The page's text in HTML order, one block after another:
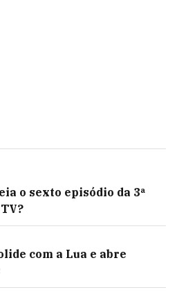
o sexto episódio da 3ª
com a Lua e abre